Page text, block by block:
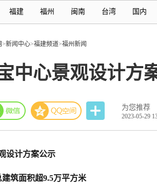
福建 福州 闽南 台湾 国内
>新闻中心>福建频道>福州新闻
中心景观设计方
为您推荐
2023-05-29
设计方案公示
建筑面积超9.5万平方米